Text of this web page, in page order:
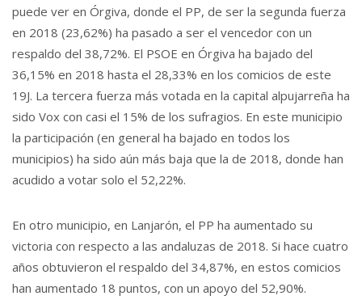
puede ver en Órgiva, donde el PP, de ser la segunda fuerza
en 2018 (23,62%) ha pasado a ser el vencedor con un
respaldo del 38,72%. El PSOE en Órgiva ha bajado del
36,15% en 2018 hasta el 28,33% en los comicios de este
19J. La tercera fuerza más votada en la capital alpujarreña ha
sido Vox con casi el 15% de los sufragios. En este municipio
la participación (en general ha bajado en todos los
municipios) ha sido aún más baja que la de 2018, donde han
acudido a votar solo el 52,22%.
En otro municipio, en Lanjarón, el PP ha aumentado su
victoria con respecto a las andaluzas de 2018. Si hace cuatro
años obtuvieron el respaldo del 34,87%, en estos comicios
han aumentado 18 puntos, con un apoyo del 52,90%.